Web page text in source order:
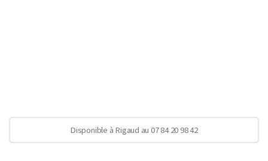
Disponible à Rigaud au 07 84 20 98 42